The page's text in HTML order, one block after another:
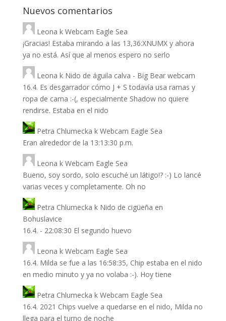
Nuevos comentarios
Leona k Webcam Eagle Sea
¡Gracias! Estaba mirando a las 13,36:XNUMX y ahora
ya no está. Así que al menos espero no serlo
Leona k Nido de águila calva - Big Bear webcam
16.4. Es desgarrador cómo J + S todavía usa ramas y
ropa de cama :-(, especialmente Shadow no quiere
rendirse. Estaba en el nido
Petra Chlumecka k Webcam Eagle Sea
Eran alrededor de la 13:13:30 p.m.
Leona k Webcam Eagle Sea
Bueno, soy sordo, solo escuché un látigo!? :-) Lo lancé
varias veces y completamente. Oh no
Petra Chlumecka k Nido de cigüeña en
Bohuslavice
16.4. - 22:08:30 El segundo huevo
Leona k Webcam Eagle Sea
16.4. Milda se fue a las 16:58:35, Chip estaba en el nido
en medio minuto y ya no volaba :-). Hoy tiene
Petra Chlumecka k Webcam Eagle Sea
16.4. 2021 Chips vuelve a quedarse en el nido, Milda no
llega para el turno de noche